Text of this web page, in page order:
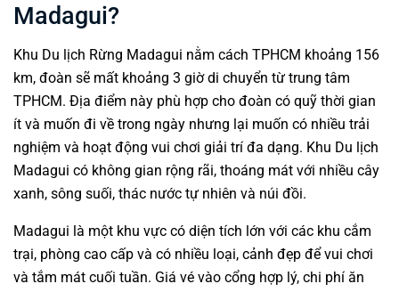
Madagui?
Khu Du lịch Rừng Madagui nằm cách TPHCM khoảng 156
km, đoàn sẽ mất khoảng 3 giờ di chuyển từ trung tâm
TPHCM. Địa điểm này phù hợp cho đoàn có quỹ thời gian
ít và muốn đi về trong ngày nhưng lại muốn có nhiều trải
nghiệm và hoạt động vui chơi giải trí đa dạng. Khu Du lịch
Madagui có không gian rộng rãi, thoáng mát với nhiều cây
xanh, sông suối, thác nước tự nhiên và núi đồi.
Madagui là một khu vực có diện tích lớn với các khu cắm
trại, phòng cao cấp và có nhiều loại, cảnh đẹp để vui chơi
và tắm mát cuối tuần. Giá vé vào cổng hợp lý, chi phí ăn